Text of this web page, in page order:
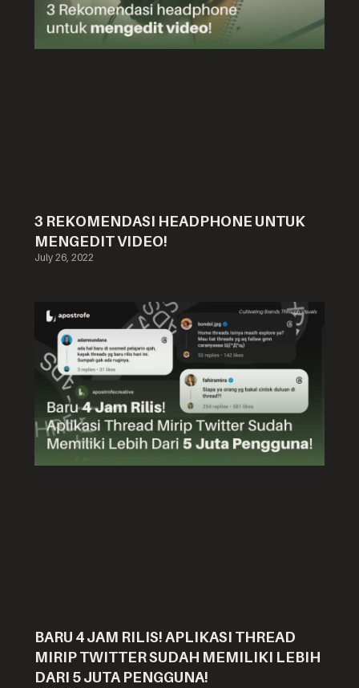
3 REKOMENDASI HEADPHONE UNTUK
MENGEDIT VIDEO!
July 26, 2022
BARU 4 JAM RILIS! APLIKASI THREAD
MIRIP TWITTER SUDAH MEMILIKI LEBIH
DARI 5 JUTA PENGGUNA!